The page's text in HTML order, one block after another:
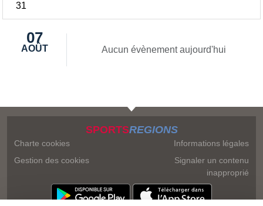
31
07
AOÛT Aucun évènement aujourd'hui
SPORTSREGIONS
Charte cookies
Gestion des cookies
Informations légales
Signaler un contenu
inapproprié